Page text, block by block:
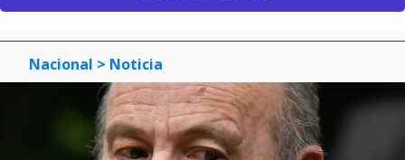
Nacional > Noticia